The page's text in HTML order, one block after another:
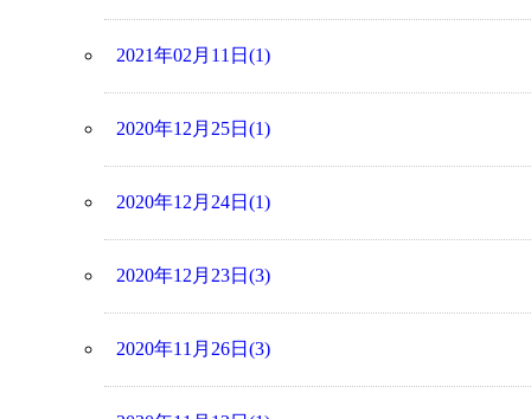
2021年02月11日(1)
2020年12月25日(1)
2020年12月24日(1)
2020年12月23日(3)
2020年11月26日(3)